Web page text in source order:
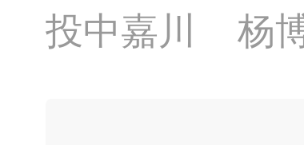
投中嘉川 杨